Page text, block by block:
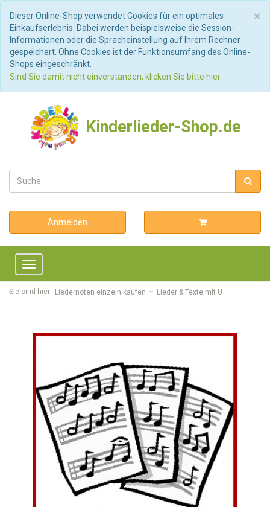
×
Dieser Online-Shop verwendet Cookies für ein optimales
Einkaufserlebnis. Dabei werden beispielsweise die Session-
Informationen oder die Spracheinstellung auf Ihrem Rechner
gespeichert. Ohne Cookies ist der Funktionsumfang des Online-
Shops eingeschränkt.
Sind Sie damit nicht einverstanden, klicken Sie bitte hier.
Kinderlieder-Shop.de
Anmelden
Toggle
navigation
Sie sind hier: Liedernoten einzeln kaufen Lieder & Texte mit U